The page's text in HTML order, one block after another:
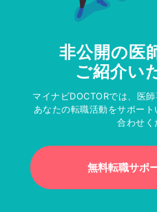
非公開の医
ご紹介い
マイナビDOCTORでは、医
あなたの転職活動をサポー
合わせく
無料転職サポ